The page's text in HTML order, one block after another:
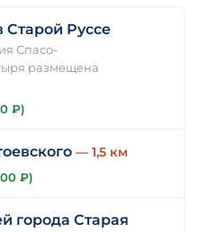
Старой Руссе
Спасо-
размещена
₽)
— 1,5 км
₽)
города Старая